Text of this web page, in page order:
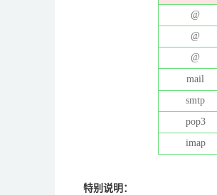
@
@
@
mail
smtp
pop3
imap
特别说明：